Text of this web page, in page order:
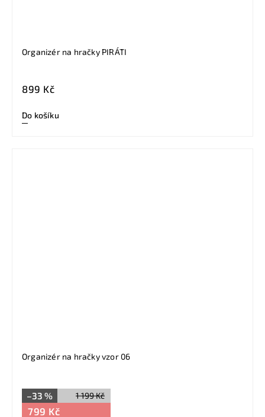
Organizér na hračky PIRÁTI
899 Kč
Do košíku
Organizér na hračky vzor 06
1 199 Kč
–33 %
799 Kč